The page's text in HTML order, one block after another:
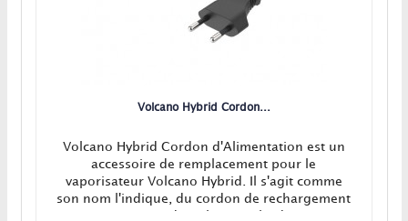
Volcano Hybrid Cordon...
Volcano Hybrid Cordon d'Alimentation est un
accessoire de remplacement pour le
vaporisateur Volcano Hybrid. Il s'agit comme
son nom l'indique, du cordon de rechargement